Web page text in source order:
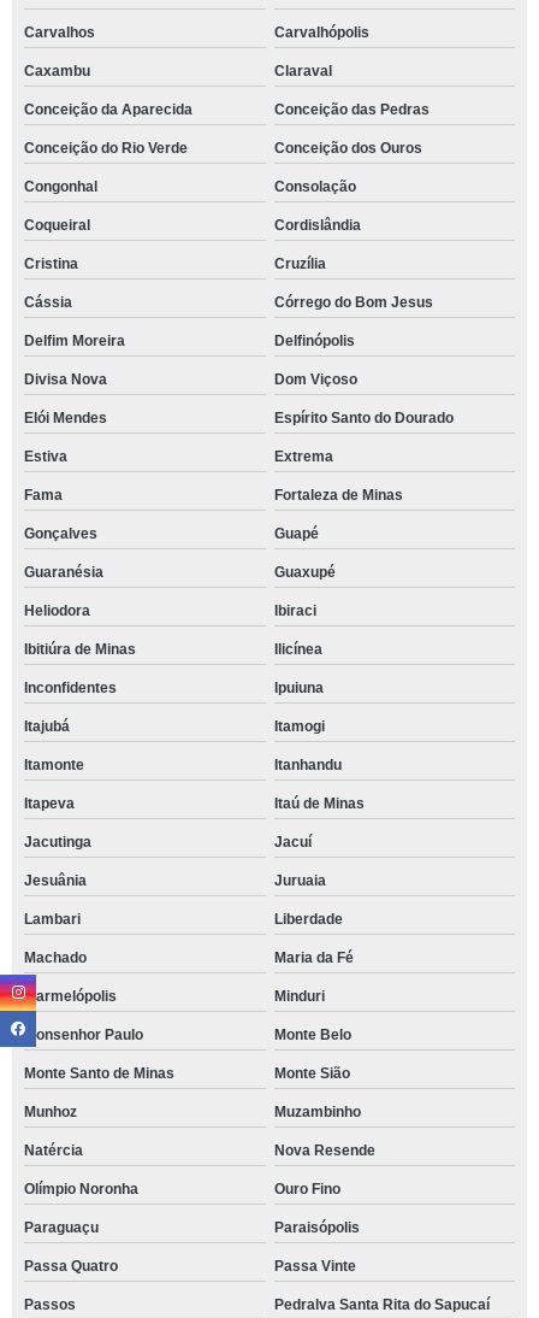
Carvalhos Carvalhópolis
Caxambu Claraval
Conceição da Aparecida Conceição das Pedras
Conceição do Rio Verde Conceição dos Ouros
Congonhal Consolação
Coqueiral Cordislândia
Cristina Cruzília
Cássia Córrego do Bom Jesus
Delfim Moreira Delfinópolis
Divisa Nova Dom Viçoso
Elói Mendes Espírito Santo do Dourado
Estiva Extrema
Fama Fortaleza de Minas
Gonçalves Guapé
Guaranésia Guaxupé
Heliodora Ibiraci
Ibitiúra de Minas Ilicínea
Inconfidentes Ipuiuna
Itajubá Itamogi
Itamonte Itanhandu
Itapeva Itaú de Minas
Jacutinga Jacuí
Jesuânia Juruaia
Lambari Liberdade
Machado Maria da Fé
Marmelópolis Minduri
Monsenhor Paulo Monte Belo
Monte Santo de Minas Monte Sião
Munhoz Muzambinho
Natércia Nova Resende
Olímpio Noronha Ouro Fino
Paraguaçu Paraisópolis
Passa Quatro Passa Vinte
Passos Pedralva Santa Rita do Sapucaí